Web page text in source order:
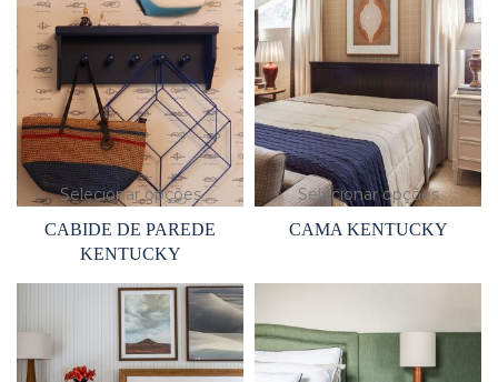
Selecionar opções
CABIDE DE PAREDE
KENTUCKY
Selecionar opções
CAMA KENTUCKY